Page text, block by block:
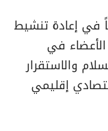
في إعادة تنشيط
الأعضاء في
والاستقرار
إقليمي